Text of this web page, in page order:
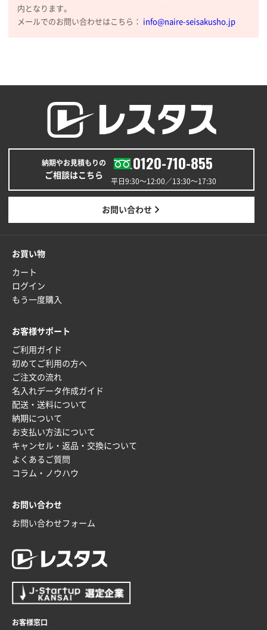
200枚
2025年12月25日 13:33
以前の注文も含め価格と品質
青森県K社様
ワンポイントポリ袋 A4サイズ1000枚
2025年12月24日 13:22
安い
ワンポイント箔押し紙袋 M横サイズ(A4対応)100
2025年12月22日 03:31
神奈川県S社様
2025年12月16日 10:39
短納期対応が素晴らしい
富山県O社様
uni ジェットストリーム 07
2025年12月09日 14:04
安い、早い
埼玉県G社様
ラミネート紙袋 規格L4サイズ(B4対応)
2025年12月04日 17:34
兵庫県のお客様
2025年12月02日 23:00
ロゴが入れられること
大阪府E社様
2025年11月28日 15:13
内となります。
メールでのお問い合わせはこちら： info@naire-seisakusho.jp
納期やお見積もりの
ご相談はこちら
0120-710-855
平日9:30〜12:00／13:30〜17:30
お問い合わせ
お買い物
カート
ログイン
もう一度購入
お客様サポート
ご利用ガイド
初めてご利用の方へ
ご注文の流れ
名入れデータ作成ガイド
配送・送料について
納期について
お支払い方法について
キャンセル・返品・交換について
よくあるご質問
コラム・ノウハウ
お問い合わせ
お問い合わせフォーム
お客様窓口